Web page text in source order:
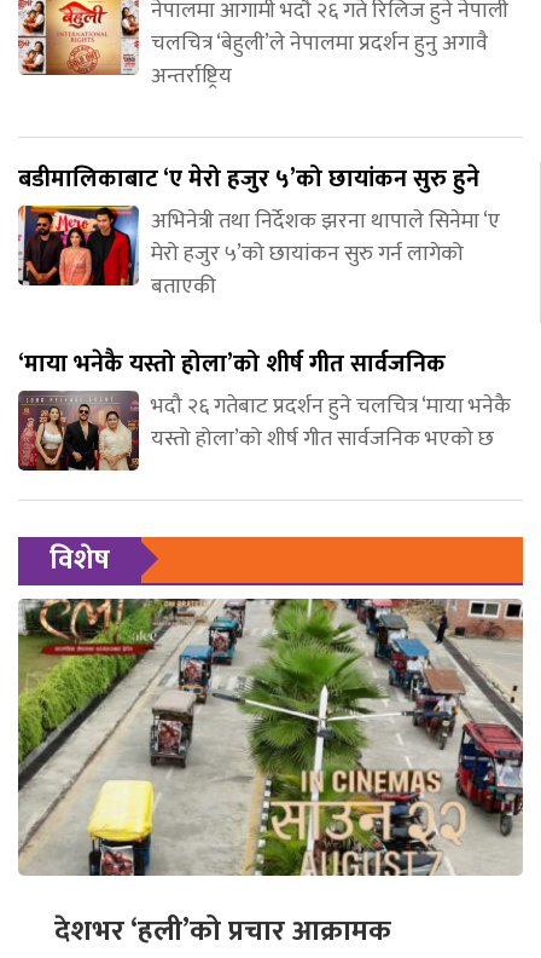
नेपालमा आगामी भदौ २६ गते रिलिज हुने नेपाली
चलचित्र ‘बेहुली’ले नेपालमा प्रदर्शन हुनु अगावै
अन्तर्राष्ट्रिय
बडीमालिकाबाट ‘ए मेरो हजुर ५’को छायांकन सुरु हुने
अभिनेत्री तथा निर्देशक झरना थापाले सिनेमा ‘ए
मेरो हजुर ५’को छायांकन सुरु गर्न लागेको
बताएकी
‘माया भनेकै यस्तो होला’को शीर्ष गीत सार्वजनिक
भदौ २६ गतेबाट प्रदर्शन हुने चलचित्र ‘माया भनेकै
यस्तो होला’को शीर्ष गीत सार्वजनिक भएको छ
विशेष
देशभर ‘हली’को प्रचार आक्रामक